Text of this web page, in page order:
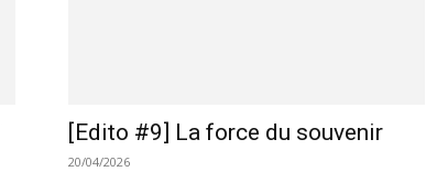
[Edito #9] La force du souvenir
20/04/2026